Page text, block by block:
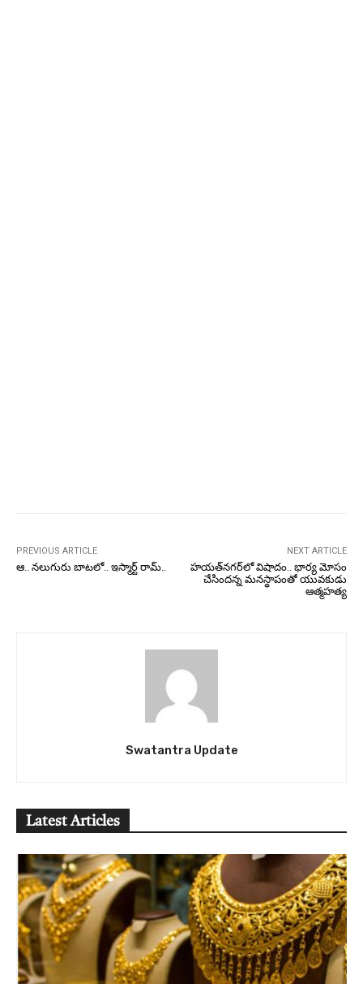
PREVIOUS ARTICLE
ఆ.. నలుగురు బాటలో.. ఇస్మార్ట్ రామ్..
NEXT ARTICLE
హయత్‌నగర్‌లో విషాదం.. భార్య మోసం
చేసిందన్న మనస్థాపంతో యువకుడు
ఆత్మహత్య
Swatantra Update
Latest Articles